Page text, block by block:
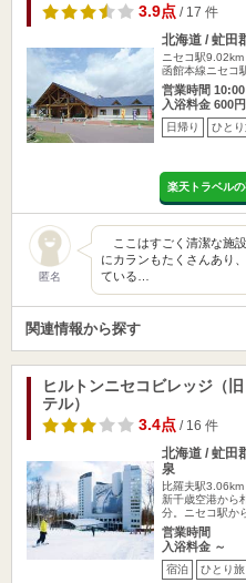
3.9点/ 17 件
北海道 / 虻田
ニセコ駅9.02km
函館本線ニセコ
営業時間
入浴料金 600
日帰り ひと
楽天トラベル
匿名
ここはすごく清潔な施
にカランもたくさんあり
ている…
関連情報から探す
ヒルトンニセコビレッジ（
テル）
3.4点/ 16 件
北海道 / 虻田
泉
比羅夫駅3.06km
新千歳空港から
分。ニセコ駅か
営業時間
入浴料金 ～
宿泊 ひとり